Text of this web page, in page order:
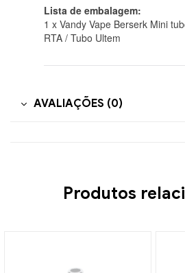
Lista de embalagem:
1 x Vandy Vape Berserk Mini
RTA / Tubo Ultem
AVALIAÇÕES (0)
Produtos